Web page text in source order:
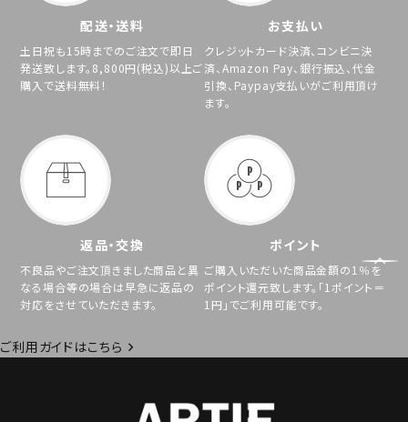
配送・送料
土日祝も15時までのご注文で即日
発送致します。8,800円(税込)以上ご
購入で送料無料！
お支払い
クレジットカード決済、コンビニ決
済、Amazon Pay、銀行振込、代金
引換、Paypay支払いがご利用頂け
ます。
返品・交換
不良品やご注文頂きました商品と異
なる場合等の場合は早急に返品の
対応をさせていただきます。
ポイント
ご購入いただいた商品金額の1％を
ポイント還元致します。「1ポイント＝
1円」でご利用可能です。
ご利用ガイドはこちら